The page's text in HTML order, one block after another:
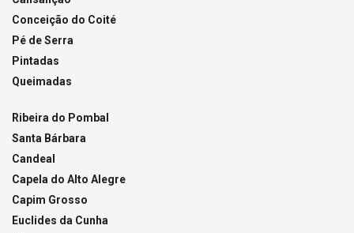
Conceição do Coité
Pé de Serra
Pintadas
Queimadas
Ribeira do Pombal
Santa Bárbara
Candeal
Capela do Alto Alegre
Capim Grosso
Euclides da Cunha